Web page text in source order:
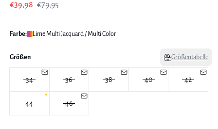
€39,98 €79,95
Farbe: Lime Multi Jacquard / Multi Color
Größen Größentabelle
34 36 38 40 42
44 46